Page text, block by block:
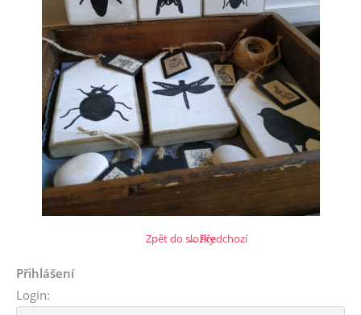
← Předchozí
Zpět do složky
Přihlášení
Login: